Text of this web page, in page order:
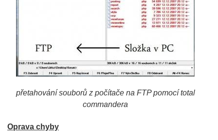
přetahování souborů z počítače na FTP pomocí total
commandera
Oprava chyby